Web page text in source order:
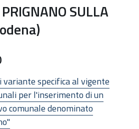
SULLA
specifica al vigente
per l'inserimento di un
comunale denominato